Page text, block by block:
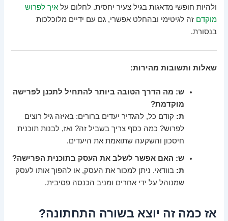
ולהיות חופשי מדאגות בגיל צעיר יחסית. לחלום עלאיך לפרוש
מוקדם זה לגיטימי ובהחלט אפשרי, גם עם ידיים מלוכלכות
בנסורת.
שאלות ותשובות מהירות:
ש: מה הדרך הטובה ביותר להתחיל לתכנן לפרישה
מוקדמת?
ת: קודם כל, להגדיר יעדים ברורים: באיזה גיל רוצים
לפרוש? כמה כסף צריך בשביל זה? ואז, לבנות תוכנית
חיסכון והשקעה שתואמת את היעדים.
ש: האם אפשר לשלב את העסק בתוכנית הפרישה?
ת: בוודאי. ניתן למכור את העסק, או להפוך אותו לעסק
שמנוהל על ידי אחרים ומניב הכנסה פסיבית.
אז כמה זה יוצא בשורה התחתונה?